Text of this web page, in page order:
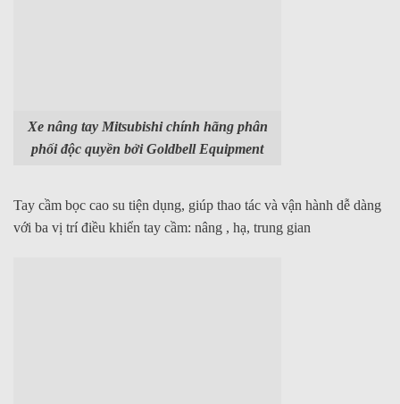
Xe nâng tay Mitsubishi chính hãng phân
phối độc quyền bởi Goldbell Equipment
Tay cầm bọc cao su tiện dụng, giúp thao tác và vận hành dễ dàng
với ba vị trí điều khiển tay cầm: nâng , hạ, trung gian